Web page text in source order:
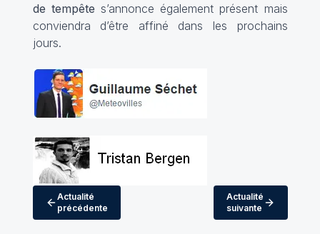
de tempête s’annonce également présent mais
conviendra d’être affiné dans les prochains
jours.
Actualité
précédente
Actualité
suivante